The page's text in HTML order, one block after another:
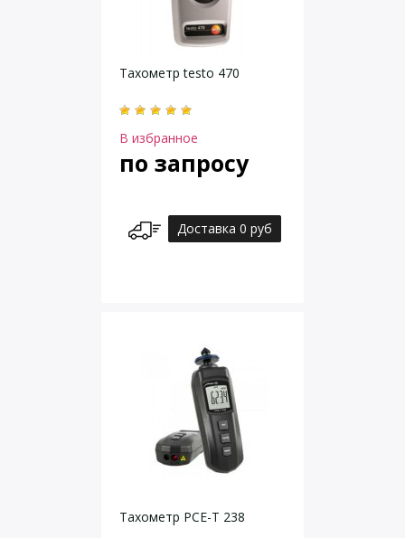
Тахометр testo 470
В избранное
по запросу
Доставка 0 руб
Тахометр PCE-T 238